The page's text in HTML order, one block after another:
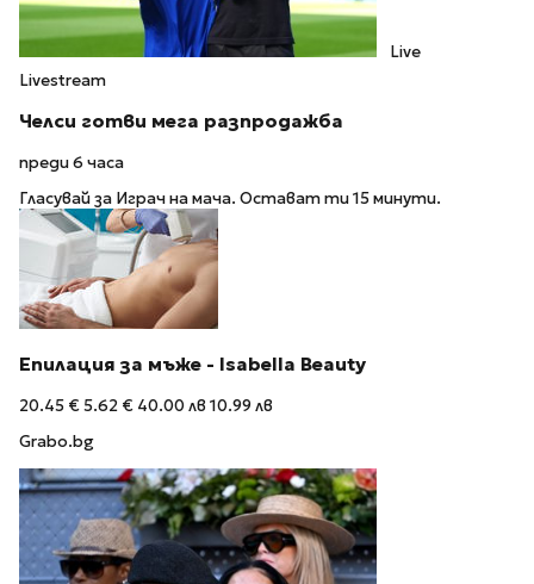
Live
Livestream
Челси готви мега разпродажба
преди 6 часа
Гласувай за Играч на мача. Остават ти 15 минути.
Епилация за мъже - Isabella Beauty
20.45 €5.62 € 40.00 лв 10.99 лв
Grabo.bg